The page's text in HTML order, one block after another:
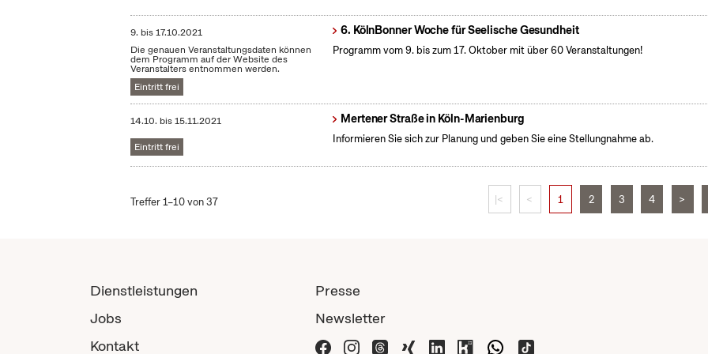
9. bis17.10.2021
Die genauen Veranstaltungsdaten können
dem Programm auf der Website des
Veranstalters entnommen werden.
Eintritt frei
6. KölnBonner Woche für Seelische Gesundheit
Programm vom 9. bis zum 17. Oktober mit über 60 Veranstaltungen!
14.10. bis15.11.2021
Eintritt frei
Mertener Straße in Köln-Marienburg
Informieren Sie sich zur Planung und geben Sie eine Stellungnahme ab.
Treffer 1–10 von 37 |< < 1 2 3 4 >
Dienstleistungen
Jobs
Kontakt
Presse
Newsletter